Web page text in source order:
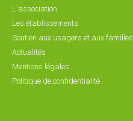
L'association
Les établissements
Soutien aux usagers et aux familles
Actualités
Mentions légales
Politique de confidentialité